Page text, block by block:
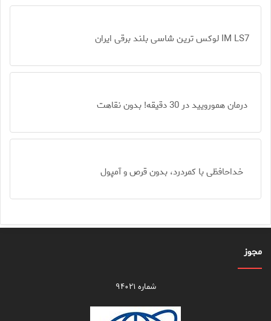
IM LS7 لوکس ترین شاسی بلند برقی ایران
درمان همورویید در 30 دقیقه! بدون نقاهت
خداحافظی با کمردرد، بدون قرص و آمپول
مجوز
شماره ۹۴۰۲۱